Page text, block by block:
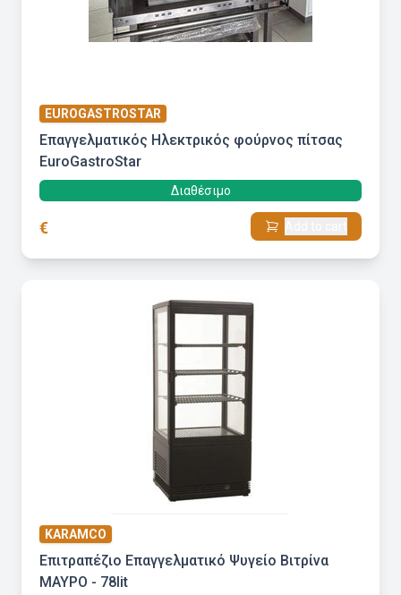
EUROGASTROSTAR
Επαγγελματικός Ηλεκτρικός φούρνος πίτσας
EuroGastroStar
Διαθέσιμο
€
KARAMCO
Επιτραπέζιο Επαγγελματικό Ψυγείο Βιτρίνα
ΜΑΥΡΟ - 78lit